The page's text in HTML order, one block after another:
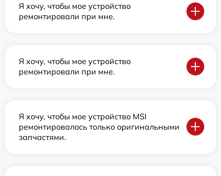
Я хочу, чтобы мое устройство
ремонтировали при мне.
Я хочу, чтобы мое устройство
ремонтировали при мне.
Я хочу, чтобы мое устройство MSI
ремонтировалось только оригинальными
запчастями.